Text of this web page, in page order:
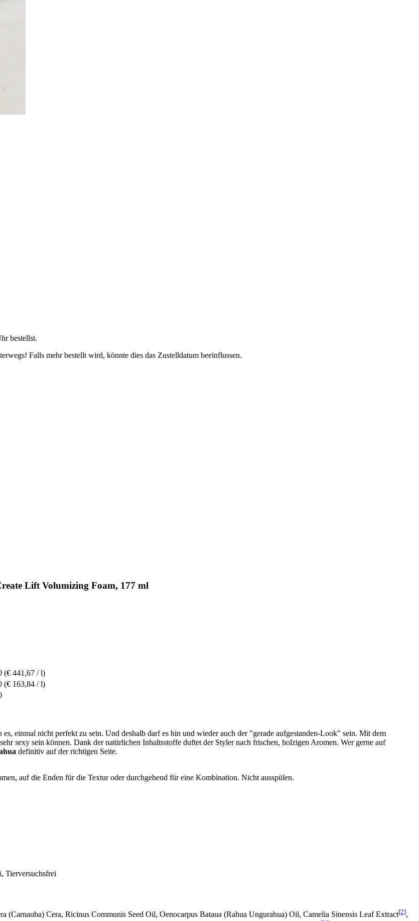
bestellst.
Falls mehr bestellt wird, könnte dies das Zustelldatum beeinflussen.
Lift Volumizing Foam, 177 ml
(€ 441,67 / l)
(€ 163,84 / l)
einmal nicht perfekt zu sein. Und deshalb darf es hin und wieder auch der "gerade aufgestanden-Look" sein. Mit dem
sexy sein können. Dank der natürlichen Inhaltsstoffe duftet der Styler nach frischen, holzigen Aromen. Wer gerne auf
definitiv auf der richtigen Seite.
auf die Enden für die Textur oder durchgehend für eine Kombination. Nicht ausspülen.
Tierversuchsfrei
(Carnauba) Cera, Ricinus Communis Seed Oil, Oenocarpus Bataua (Rahua Ungurahua) Oil, Camelia Sinensis Leaf Extract[2],